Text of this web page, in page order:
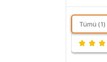
Tümü (1)